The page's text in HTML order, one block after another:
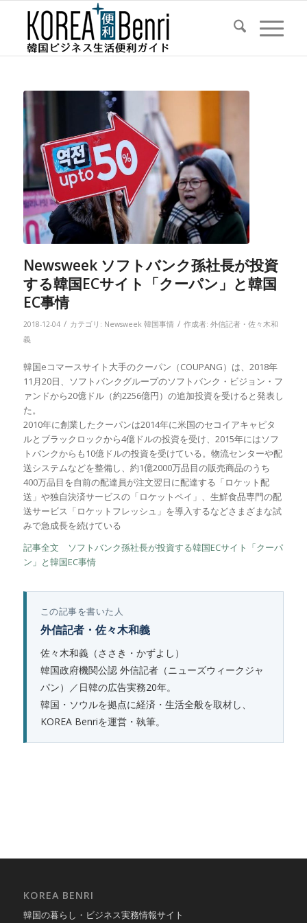
Newsweek ソフトバンク孫社長が投資
する韓国ECサイト「クーパン」と韓国
EC事情
2018-12-04 / カテゴリ: Newsweek 韓国事情 / 作成者: 外信記者・佐々木和
義
韓国eコマースサイト大手のクーパン（COUPANG）は、2018年
11月20日、ソフトバンクグループのソフトバンク・ビジョン・フ
ァンドから20億ドル（約2256億円）の追加投資を受けると発表し
た。
2010年に創業したクーパンは2014年に米国のセコイアキャピタ
ルとブラックロックから4億ドルの投資を受け、2015年にはソフ
トバンクからも10億ドルの投資を受けている。物流センターや配
送システムなどを整備し、約1億2000万品目の販売商品のうち
400万品目を自前の配達員が注文翌日に配達する「ロケット配
送」や独自決済サービスの「ロケットペイ」、生鮮食品専門の配
送サービス「ロケットフレッシュ」を導入するなどさまざまな試
みで急成長を続けている
記事全文 ソフトバンク孫社長が投資する韓国ECサイト「クーパ
ン」と韓国EC事情
この記事を書いた人
外信記者・佐々木和義
佐々木和義（ささき・かずよし）
韓国政府機関公認 外信記者（ニューズウィークジャ
パン）／日韓の広告実務20年。
韓国・ソウルを拠点に経済・生活全般を取材し、
KOREA Benriを運営・執筆。
KOREA BENRI
韓国の暮らし・ビジネス実務情報サイト